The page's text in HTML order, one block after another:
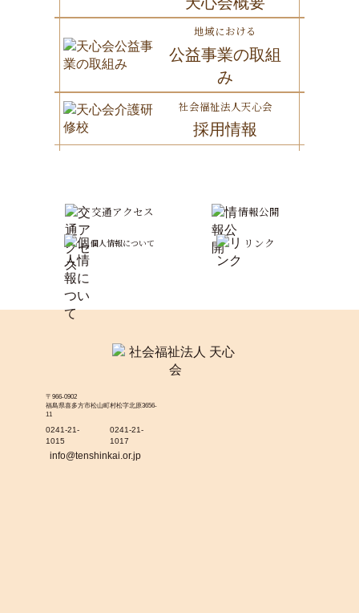
地域における
公益事業の取組
み
社会福祉法人天心会
採用情報
交通アクセス 情報公開
個人情報について リンク
〒966-0902
福島県喜多方市松山町村松字北原3656-
11
0241-21-
1015
0241-21-
1017
info@tenshinkai.or.jp